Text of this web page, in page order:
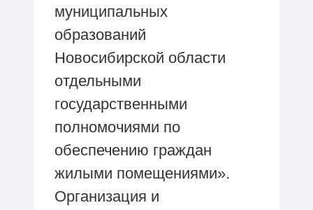
муниципальных
образований
Новосибирской области
отдельными
государственными
полномочиями по
обеспечению граждан
жилыми помещениями».
Организация и